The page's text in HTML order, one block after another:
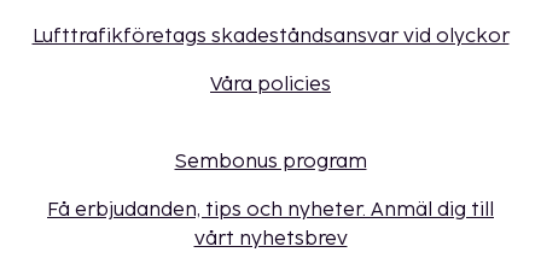
Lufttrafikföretags skadeståndsansvar vid olyckor
Våra policies
Sembonus program
Få erbjudanden, tips och nyheter. Anmäl dig till
vårt nyhetsbrev